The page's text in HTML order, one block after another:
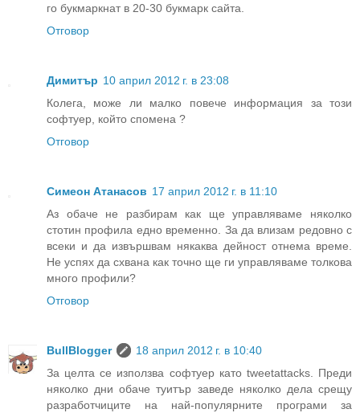
го букмаркнат в 20-30 букмарк сайта.
Отговор
Димитър 10 април 2012 г. в 23:08
Колега, може ли малко повече информация за този
софтуер, който спомена ?
Отговор
Симеон Атанасов 17 април 2012 г. в 11:10
Аз обаче не разбирам как ще управляваме няколко
стотин профила едно временно. За да влизам редовно с
всеки и да извършвам някаква дейност отнема време.
Не успях да схвана как точно ще ги управляваме толкова
много профили?
Отговор
BullBlogger
18 април 2012 г. в 10:40
За целта се използва софтуер като tweetattacks. Преди
няколко дни обаче туитър заведе няколко дела срещу
разработчиците на най-популярните програми за